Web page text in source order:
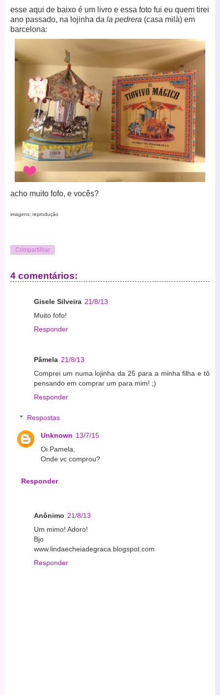
esse aqui de baixo é um livro e essa foto fui eu quem tirei
ano passado, na lojinha da la pedrera (casa milà) em
barcelona:
acho muito fofo, e vocês?
imagens: reprodução
Compartilhar
4 comentários:
Gisele Silveira 21/8/13
Muito fofo!
Responder
Pâmela 21/8/13
Comprei um numa lojinha da 25 para a minha filha e tô
pensando em comprar um para mim! ;)
Responder
Respostas
Unknown 13/7/15
Oi Pamela,
Onde vc comprou?
Responder
Anônimo 21/8/13
Um mimo! Adoro!
Bjo
www.lindaecheiadegraca.blogspot.com
Responder